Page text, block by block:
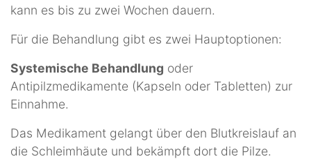
kann es bis zu zwei Wochen dauern.
Für die Behandlung gibt es zwei Hauptoptionen:
Systemische Behandlung oder
Antipilzmedikamente (Kapseln oder Tabletten) zur
Einnahme.
Das Medikament gelangt über den Blutkreislauf an
die Schleimhäute und bekämpft dort die Pilze.